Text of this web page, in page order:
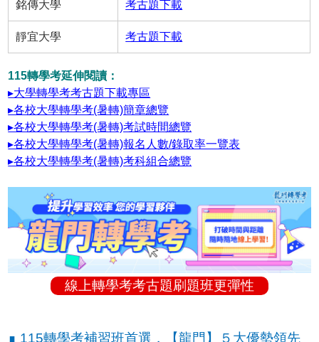
銘傳大學 考古題下載
靜宜大學 考古題下載
115轉學考延伸閱讀：
▸大學轉學考考古題下載專區
▸各校大學轉學考(暑轉)簡章總覽
▸各校大學轉學考(暑轉)考試時間總覽
▸各校大學轉學考(暑轉)報名人數/錄取率一覽表
▸各校大學轉學考(暑轉)考科組合總覽
線上轉學考考古題刷題班更彈性
∎ 115轉學考補習班首選，【龍門】５大優勢領先